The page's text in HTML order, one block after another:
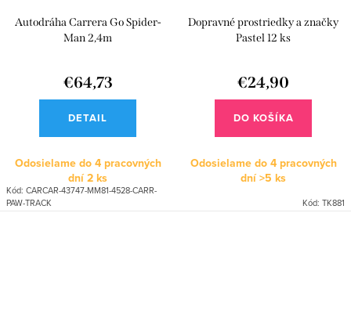
Autodráha Carrera Go Spider-
Man 2,4m
€64,73
DETAIL
Odosielame do 4 pracovných
dní2 ks
Kód: CARCAR-43747-MM81-4528-CARR-
PAW-TRACK
Dopravné prostriedky a značky
Pastel 12 ks
€24,90
DO KOŠÍKA
Odosielame do 4 pracovných
dní>5 ks
Kód: TK881